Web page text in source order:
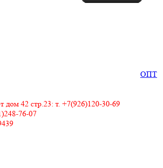
ОПТ
42 стр.23: т. +7(926)120-30-69
76-07